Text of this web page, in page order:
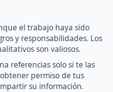
el trabajo haya sido
y responsabilidades. Los
son valiosos.
referencias solo si te las
permiso de tus
su información.